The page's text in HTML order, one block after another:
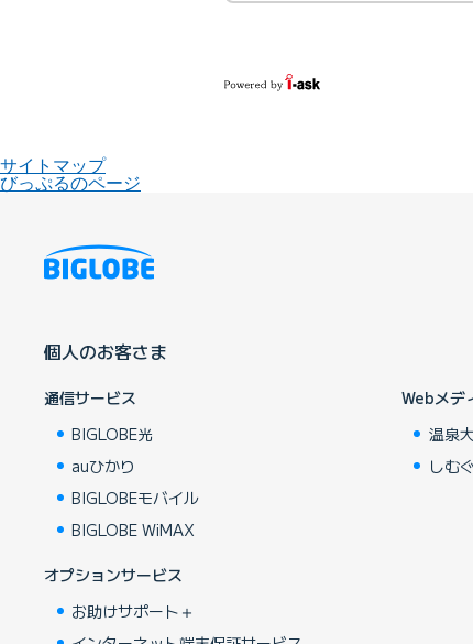
サイトマップ
びっぷるのページ
個人のお客さま
通信サービス
BIGLOBE光
auひかり
BIGLOBEモバイル
BIGLOBE WiMAX
オプションサービス
お助けサポート＋
Webメデ
温泉
しむ